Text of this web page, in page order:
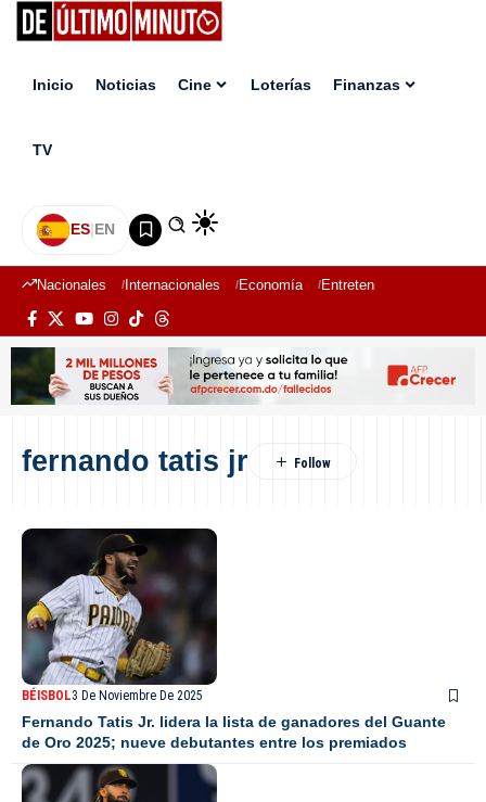
Inicio Noticias Cine Loterías Finanzas
TV
ES|EN
Nacionales Internacionales Economía Entretenimiento
fernando tatis jr
BÉISBOL3 De Noviembre De 2025
Fernando Tatis Jr. lidera la lista de ganadores del Guante
de Oro 2025; nueve debutantes entre los premiados